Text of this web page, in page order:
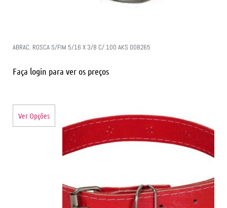
ABRAC. ROSCA S/FIM 5/16 X 3/8 C/ 100 AKS 008265
Faça login para ver os preços
Ver Opções